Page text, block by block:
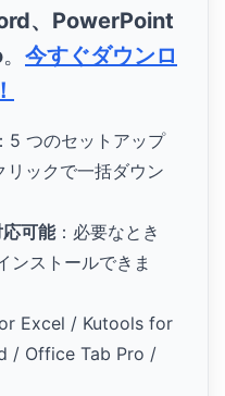
、PowerPoint
。 今すぐダウンロ
：5 つのセットアップ
リックで一括ダウン
可能：必要なとき
ンストールできま
Excel / Kutools for
/ Office Tab Pro /